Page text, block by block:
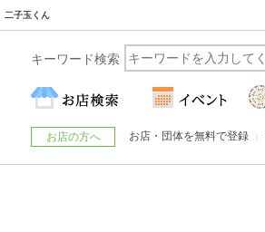
二子玉くん
キーワード検索
お店の方へ お店・団体を無料で登録